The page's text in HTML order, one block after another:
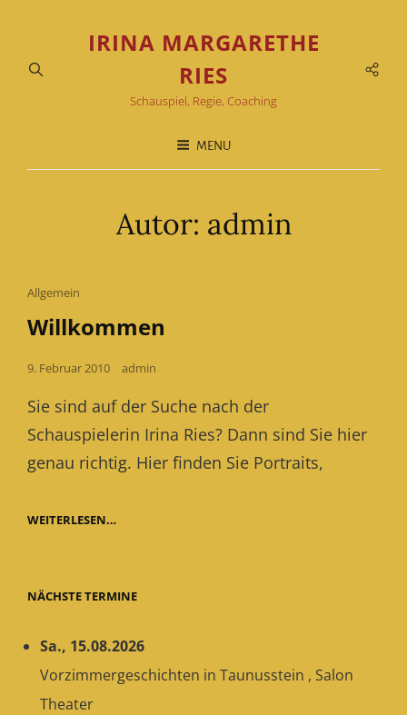
IRINA MARGARETHE
RIES
Schauspiel, Regie, Coaching
MENU
Autor: admin
Cat
Links
Allgemein
Willkommen
Posted
9. Februar 2010 admin
Sie sind auf der Suche nach der
Schauspielerin Irina Ries? Dann sind Sie hier
genau richtig. Hier finden Sie Portraits,
WEITERLESEN…WILLKOMMEN
NÄCHSTE TERMINE
Sa., 15.08.2026
Vorzimmergeschichten in Taunusstein , Salon
Theater